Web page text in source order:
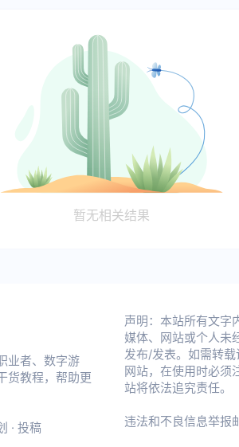
暂无相关结果
业者、数字游
货教程，帮助更
· 投稿
声明：本站所有文字
媒体、网站或个人未
发布/发表。如需转载
网站，在使用时必须
站将依法追究责任。
违法和不良信息举报